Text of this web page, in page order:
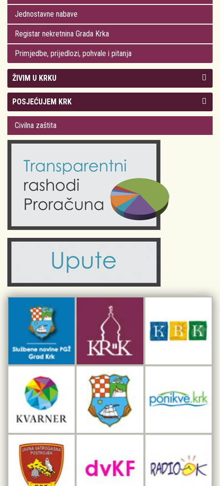
Jednostavne nabave
Registar nekretnina Grada Krka
Primjedbe, prijedlozi, pohvale i pitanja
ŽIVIM U KRKU
Kolegij gradonačelnika
Gradsko vijeće
Odluke Grada Krka (Službene novine PGŽ)
Obrazovanje
Komunalne usluge
Civilni sektor (arhiva udruga)
Sport i rekreacija
POSJEĆUJEM KRK
Plan Grada Krka
Krk 360° VR panorama
Krk uživo
Fotogalerije
Kalendar događanja
Turistička zajednica otoka Krka
Kulturno-turistička ruta Putovima Frankopana
Dar iz Krka
Interpretacijski centar pomorske baštine
Civilna zaštita